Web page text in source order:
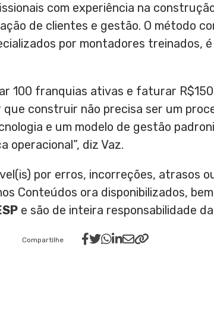
com experiência na
de clientes e gestão. O método
por montadores treinados,
100 franquias ativas e faturar
construir não precisa ser um
e um modelo de gestão
operacional”, diz Vaz.
por erros, incorreções, atrasos
Conteúdos ora disponibilizados,
e são de inteira responsabilidade da
Compartilhe